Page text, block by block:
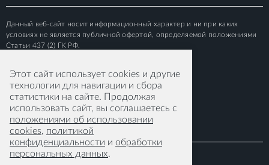
Данный веб-сайт носит информационный характер и ни при каких
условиях не является публичной офертой, определяемой положениями
Статьи 437 (2) ГК РФ.
© 2015-2026 RICOH IMAGING EUROPE S.A.S
Этот сайт использует cookies и другие
технологии для навигации и сбора
статистики на сайте. Продолжая
использовать сайт, вы соглашаетесь с
положениями об использовании
cookies, политикой
конфиденциальности и обработки
персональных данных.